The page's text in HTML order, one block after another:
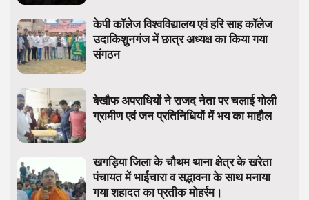
केपी कॉलेज विश्वविद्यालय एवं हरि साह कॉलेज
उदाकिशुनगंज में छात्र अध्यक्ष का किया गया
संगठन
बेखौफ अपराधियों ने राजद नेता पर चलाई गोली
ग्रामीण एवं जन प्रतिनिधियों में भय का माहौल
खगड़िया जिला के चौथम थाना क्षेत्र के खरेता
पंचायत में भाईचारा व सद्भावना के साथ मनाया
गया शहादत का प्रतीक मोहर्रम।